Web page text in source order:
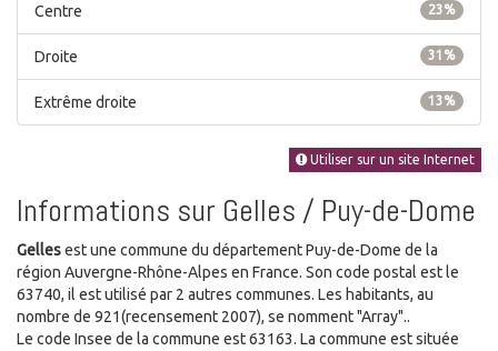
23%
Centre
31%
Droite
13%
Extrême droite
Utiliser sur un site Internet
Informations sur Gelles / Puy-de-Dome
Gellesest une commune du département Puy-de-Dome de la
région Auvergne-Rhône-Alpes en France. Son code postal est le
63740, il est utilisé par 2 autres communes. Les habitants, au
nombre de 921(recensement 2007), se nomment "Array"..
Le code Insee de la commune est 63163. La commune est située